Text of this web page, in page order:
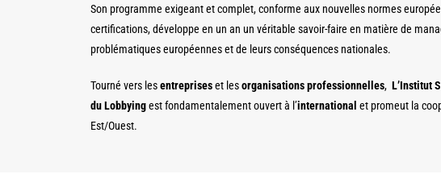
Son programme exigeant et complet, conforme aux nouvelles normes
certifications, développe en un an un véritable savoir-faire en matière de
problématiques européennes et de leurs conséquences nationales.
Tourné vers lesentrepriseset lesorganisations professionnelles, L’Institut
du Lobbyingest fondamentalement ouvert à l’international et promeut la
Est/Ouest.